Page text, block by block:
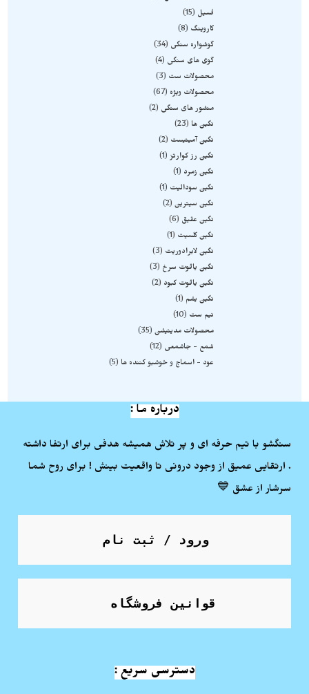
فسیل
15
کاروینگ
8
گوشواره سنگی
34
گوی های سنگی
4
محصولات ست
3
محصولات ویژه
67
منشور های سنگی
2
نگین ها
23
نگین آمیتیست
2
نگین رز کوارتز 1
نگین زمرد
1
نگین سودالیت
1
نگین سیترین 2
نگین عقیق
6
نگین کلسیت
1
نگین لابرادوریت
3
نگین یاقوت سرخ
3
نگین یاقوت کبود
2
نگین یشم
1
نیم ست
10
محصولات مدیتیشن 35
شمع - جاشمعی
12
عود - اسماج و خوشبو کننده ها
5
درباره ما :
سنگشو با تیم حرفه ای و پر تلاش همیشه هدفی برای ارتفا داشته
. ارتقایی عمیق از وجود درونی تا واقعیت بینش ! برای روح شما
سرشار از عشق 💙
ورود / ثبت نام
قوانین فروشگاه
دسترسی سریع :